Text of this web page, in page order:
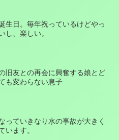
生日。毎年祝っているけどやっ
し、楽しい。
旧友との再会に興奮する娘とど
も変わらない息子
っていきなり水の事故が大きく
います。